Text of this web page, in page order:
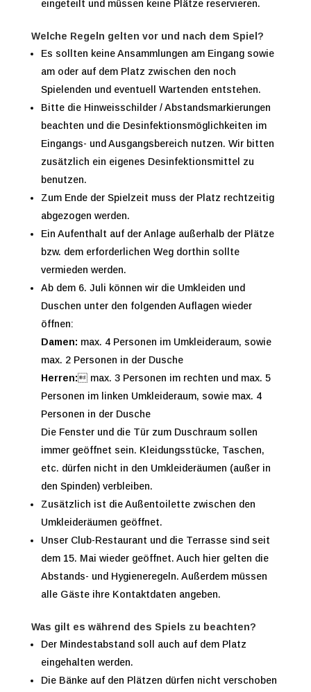
eingeteilt und müssen keine Plätze reservieren.
Welche Regeln gelten vor und nach dem Spiel?
Es sollten keine Ansammlungen am Eingang sowie
am oder auf dem Platz zwischen den noch
Spielenden und eventuell Wartenden entstehen.
Bitte die Hinweisschilder / Abstandsmarkierungen
beachten und die Desinfektionsmöglichkeiten im
Eingangs- und Ausgangsbereich nutzen. Wir bitten
zusätzlich ein eigenes Desinfektionsmittel zu
benutzen.
Zum Ende der Spielzeit muss der Platz rechtzeitig
abgezogen werden.
Ein Aufenthalt auf der Anlage außerhalb der Plätze
bzw. dem erforderlichen Weg dorthin sollte
vermieden werden.
Ab dem 6. Juli können wir die Umkleiden und
Duschen unter den folgenden Auflagen wieder
öffnen:
Damen: max. 4 Personen im Umkleideraum, sowie
max. 2 Personen in der Dusche
Herren: max. 3 Personen im rechten und max. 5
Personen im linken Umkleideraum, sowie max. 4
Personen in der Dusche
Die Fenster und die Tür zum Duschraum sollen
immer geöffnet sein. Kleidungsstücke, Taschen,
etc. dürfen nicht in den Umkleideräumen (außer in
den Spinden) verbleiben.
Zusätzlich ist die Außentoilette zwischen den
Umkleideräumen geöffnet.
Unser Club-Restaurant und die Terrasse sind seit
dem 15. Mai wieder geöffnet. Auch hier gelten die
Abstands- und Hygieneregeln. Außerdem müssen
alle Gäste ihre Kontaktdaten angeben.
Was gilt es während des Spiels zu beachten?
Der Mindestabstand soll auch auf dem Platz
eingehalten werden.
Die Bänke auf den Plätzen dürfen nicht verschoben